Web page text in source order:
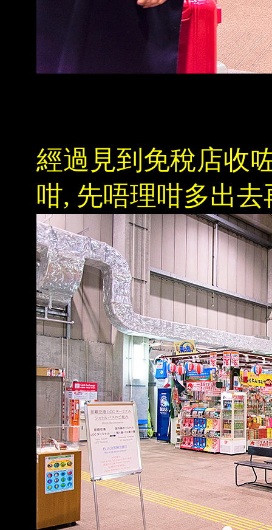
經過見到免稅店收
咁, 先唔理咁多出去